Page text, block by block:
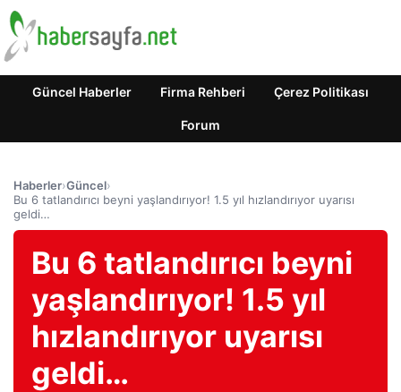
Güncel Haberler Firma Rehberi Çerez Politikası
Forum
Haberler›Güncel›
Bu 6 tatlandırıcı beyni yaşlandırıyor! 1.5 yıl hızlandırıyor uyarısı
geldi…
Bu 6 tatlandırıcı beyni
yaşlandırıyor! 1.5 yıl
hızlandırıyor uyarısı
geldi…